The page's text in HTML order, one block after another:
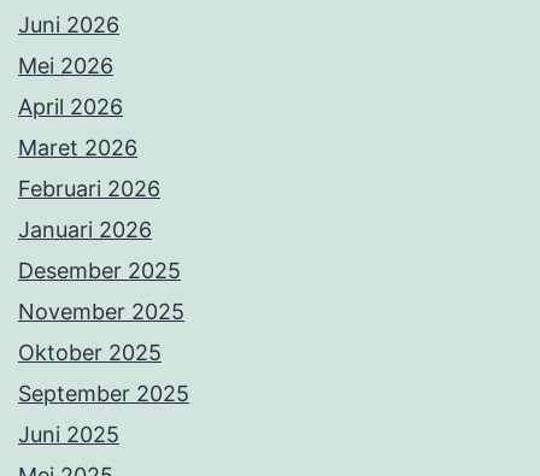
Juni 2026
Mei 2026
April 2026
Maret 2026
Februari 2026
Januari 2026
Desember 2025
November 2025
Oktober 2025
September 2025
Juni 2025